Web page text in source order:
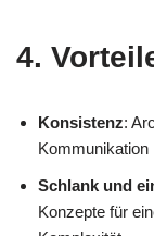
4.
Konsistenz:
Kommunikation
Schlank und
Konzepte für